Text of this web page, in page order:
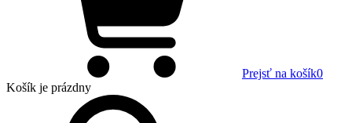
Prejsť na košík0
Košík je prázdny